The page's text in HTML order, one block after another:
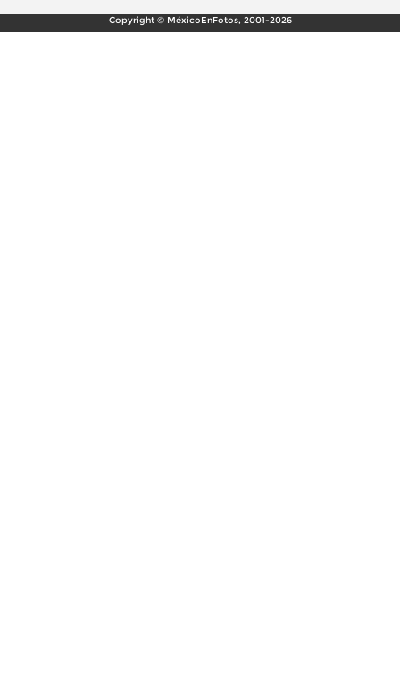
Copyright © MéxicoEnFotos, 2001-2026